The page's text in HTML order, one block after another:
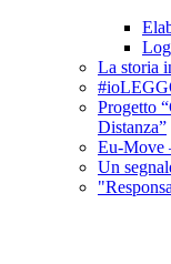
La storia
Progetto
Distanza”
Eu-Move
Un